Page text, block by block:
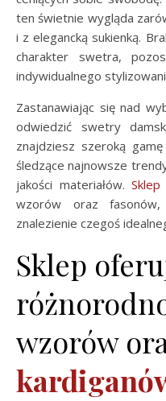
ten świetnie wygląda
i z elegancką sukienką.
charakter swetra,
indywidualnego
Zastanawiając się nad
odwiedzić swetry
znajdziesz szeroką
śledzące najnowsze
jakości materiałów.Sklep
wzorów oraz fasonów,
znalezienie czegoś
Sklep
wzorów